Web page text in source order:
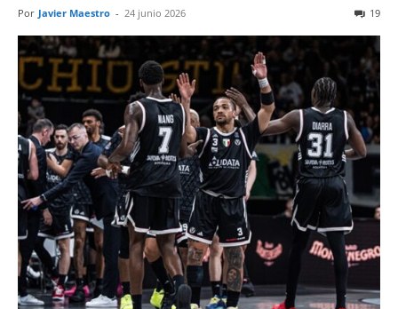
Por Javier Maestro - 24 junio 2026 19